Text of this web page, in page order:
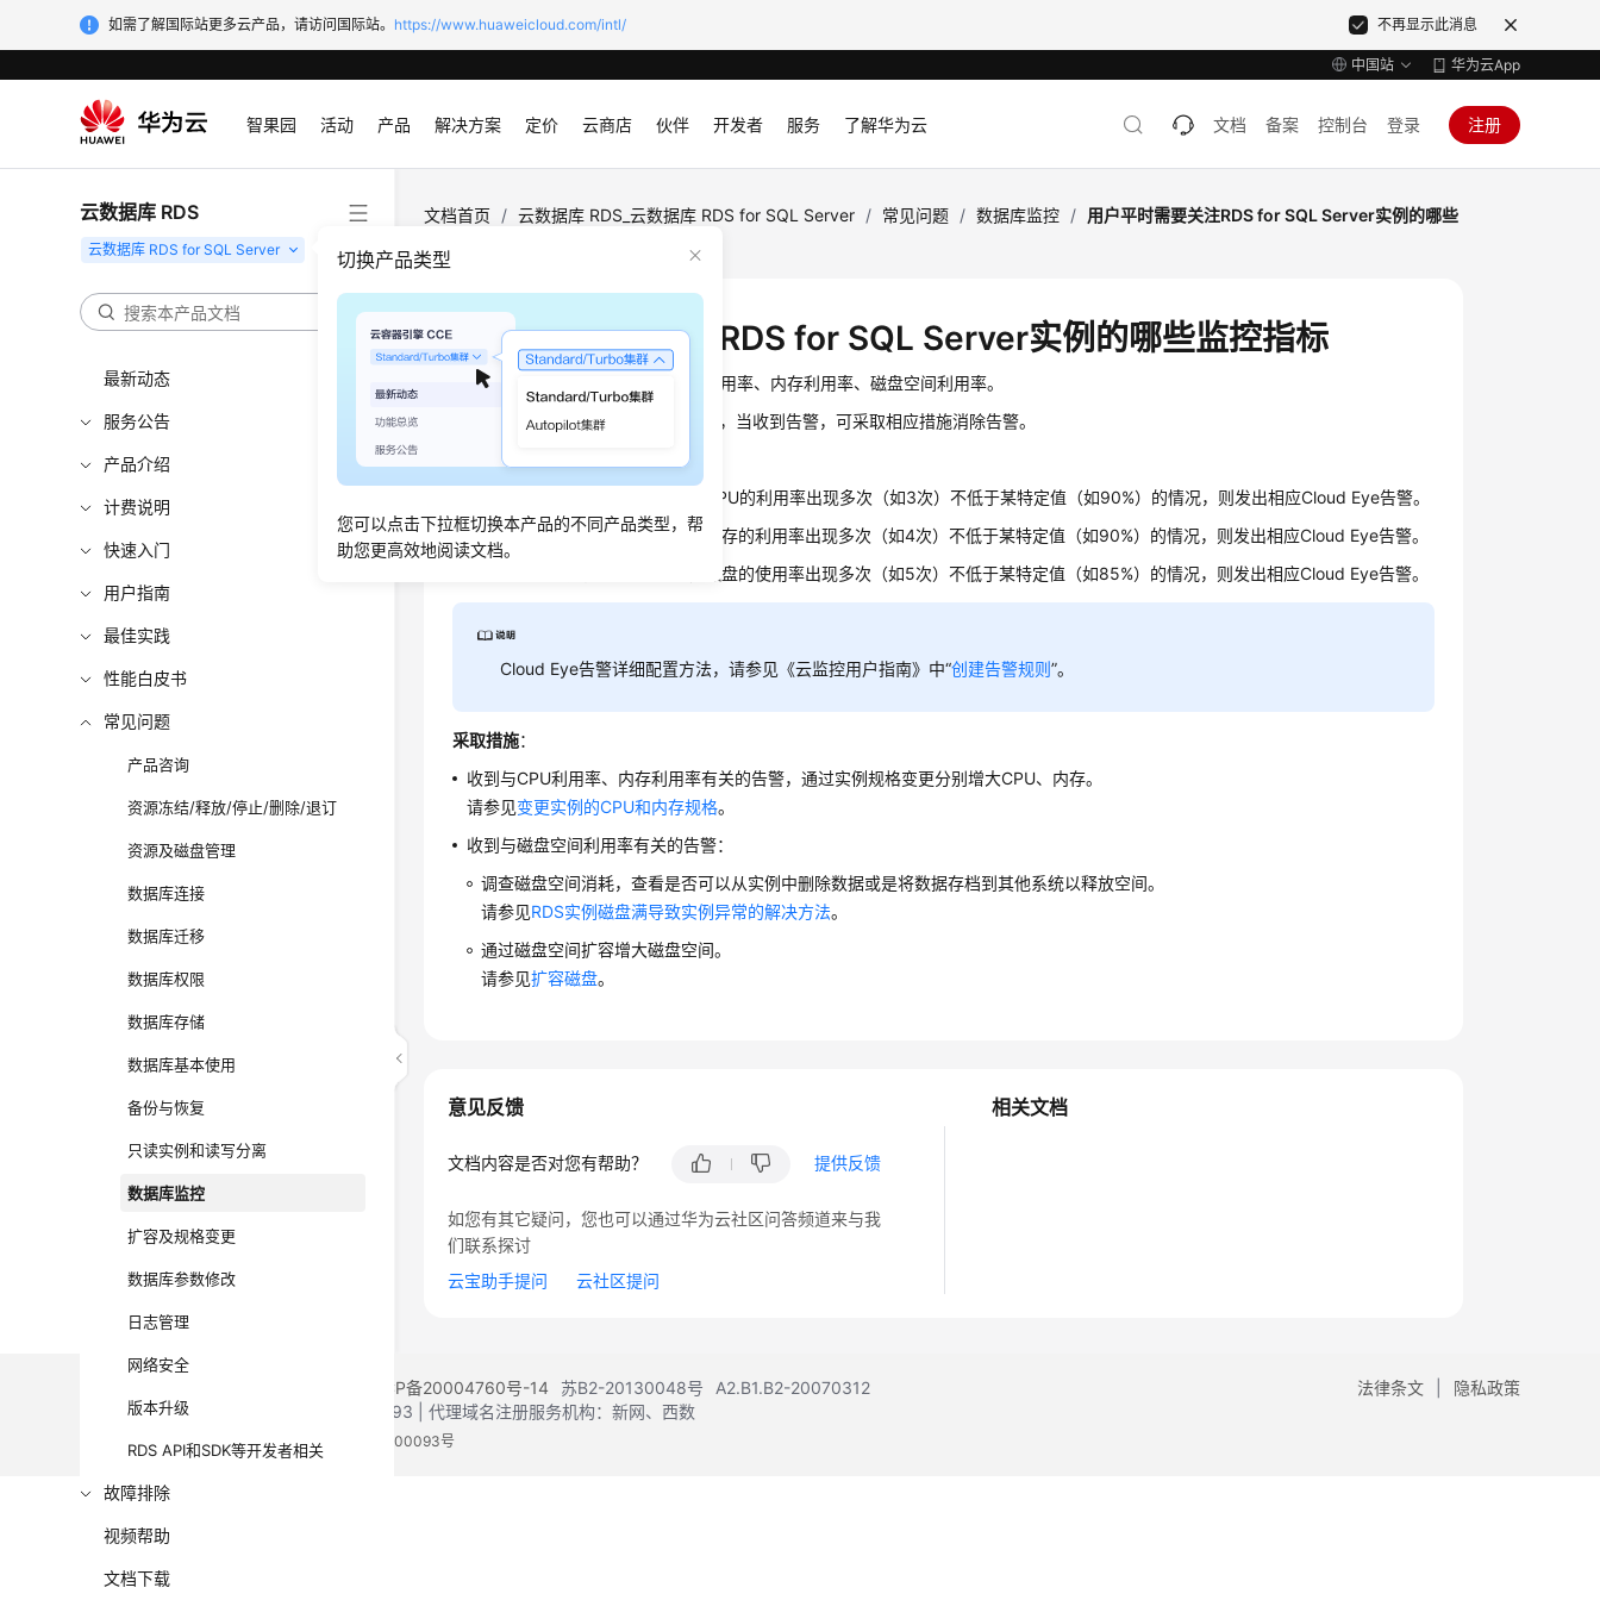
如需了解国际站更多云产品，请访问国际站。 https://www.huaweicloud.com/intl/ 不再显示此消息
中国站 华为云App
智果园 活动 产品 解决方案 定价 云商店 伙伴 开发者 服务 了解华为云 文档 备案 控制台 登录 注册
云数据库 RDS
切换产品类型
您可以点击下拉框切换本产品的不同产品类型，帮
助您更高效地阅读文档。
最新动态
服务公告
产品介绍
计费说明
快速入门
用户指南
最佳实践
性能白皮书
常见问题
产品咨询
资源冻结/释放/停止/删除/退订
资源及磁盘管理
数据库连接
数据库迁移
数据库权限
数据库存储
数据库基本使用
备份与恢复
只读实例和读写分离
数据库监控
扩容及规格变更
数据库参数修改
日志管理
网络安全
版本升级
RDS API和SDK等开发者相关
故障排除
视频帮助
文档下载
文档首页 / 云数据库 RDS_云数据库 RDS for SQL Server / 常见问题 / 数据库监控 / 用户平时需要关注RDS for SQL Server实例的哪些
用户平时需要关注RDS for SQL Server实例的哪些监控指标
用户需要关注的监控指标有：CPU利用率、内存利用率、磁盘空间利用率。
可以根据实际应用场景配置告警提示，当收到告警，可采取相应措施消除告警。
配置示例
如果在某段时间内（如5min），CPU的利用率出现多次（如3次）不低于某特定值（如90%）的情况，则发出相应Cloud Eye告警。
如果在某段时间内（如5min），内存的利用率出现多次（如4次）不低于某特定值（如90%）的情况，则发出相应Cloud Eye告警。
如果在某段时间内（如5min），磁盘的使用率出现多次（如5次）不低于某特定值（如85%）的情况，则发出相应Cloud Eye告警。
Cloud Eye告警详细配置方法，请参见《云监控用户指南》中“创建告警规则”。
采取措施：
收到与CPU利用率、内存利用率有关的告警，通过实例规格变更分别增大CPU、内存。
请参见变更实例的CPU和内存规格。
收到与磁盘空间利用率有关的告警：
调查磁盘空间消耗，查看是否可以从实例中删除数据或是将数据存档到其他系统以释放空间。
请参见RDS实例磁盘满导致实例异常的解决方法。
通过磁盘空间扩容增大磁盘空间。
请参见扩容磁盘。
相关文档
意见反馈
文档内容是否对您有帮助？ 提供反馈
如您有其它疑问，您也可以通过华为云社区问答频道来与我
们联系探讨
云宝助手提问
云社区提问
法律条文 隐私政策
黔ICP备20004760号-14 苏B2-20130048号
A2.B1.B2-20070312
增值电信业务经营许可证：B1.B2-20200593 | 代理域名注册服务机构：新网、西数
电子营业执照 贵公网安备 52990002000093号